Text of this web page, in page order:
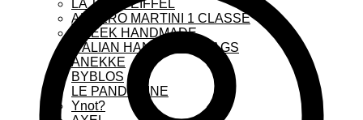
LA TOUR EIFFEL
ALVIERO MARTINI 1 CLASSE
GREEK HANDMADE
ITALIAN HANDMADE BAGS
ANEKKE
BYBLOS
LE PANDORINE
Ynot?